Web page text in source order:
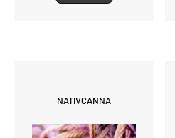
NATIVCANNA